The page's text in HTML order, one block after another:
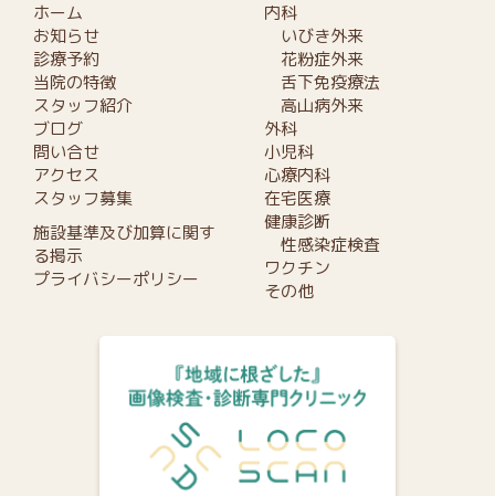
ホーム
お知らせ
診療予約
当院の特徴
スタッフ紹介
ブログ
問い合せ
アクセス
スタッフ募集
施設基準及び加算に関す
る掲示
プライバシーポリシー
内科
いびき外来
花粉症外来
舌下免疫療法
高山病外来
外科
小児科
心療内科
在宅医療
健康診断
性感染症検査
ワクチン
その他